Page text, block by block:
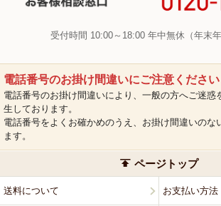
受付時間 10:00～18:00 年中無休（年末年
電話番号のお掛け間違いにご注意ください
電話番号のお掛け間違いにより、一般の方へご迷惑
生しております。
電話番号をよくお確かめのうえ、お掛け間違いのな
ます。
ページトップ
送料について お支払い方法